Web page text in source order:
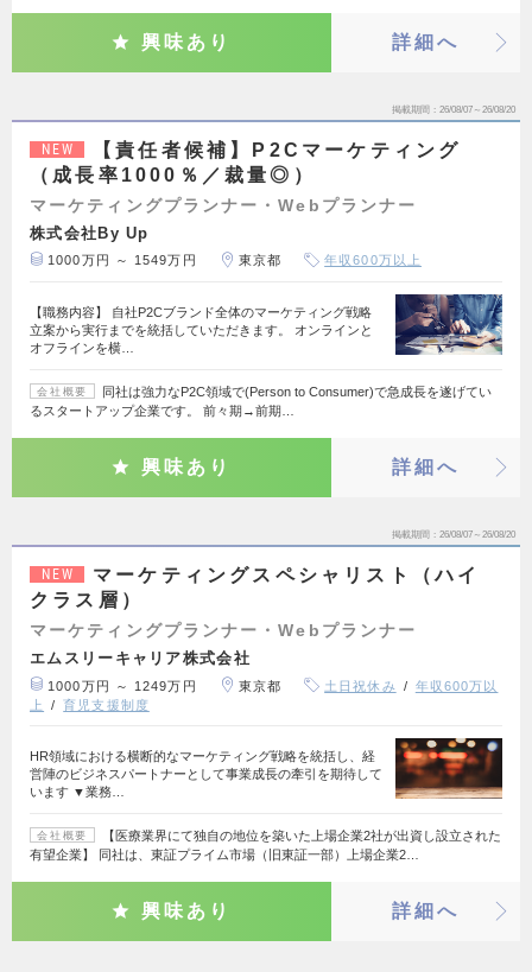
興味あり 詳細へ
掲載期間 26/08/07～26/08/20
NEW
【責任者候補】P2Cマーケティング
（成長率1000％／裁量◎）
マーケティングプランナー・Webプランナー
株式会社By Up
1000万円 ～ 1549万円 東京都 年収600万以上
【職務内容】 自社P2Cブランド全体のマーケティング戦略
立案から実行までを統括していただきます。 オンラインと
オフラインを横…
会社概要
同社は強力なP2C領域で(Person to Consumer)で急成長を遂げてい
るスタートアップ企業です。 前々期→前期…
興味あり 詳細へ
掲載期間 26/08/07～26/08/20
NEW
マーケティングスペシャリスト（ハイ
クラス層）
マーケティングプランナー・Webプランナー
エムスリーキャリア株式会社
1000万円 ～ 1249万円 東京都 土日祝休み
年収600万以
上
育児支援制度
HR領域における横断的なマーケティング戦略を統括し、経
営陣のビジネスパートナーとして事業成長の牽引を期待して
います ▼業務…
会社概要
【医療業界にて独自の地位を築いた上場企業2社が出資し設立された
有望企業】 同社は、東証プライム市場（旧東証一部）上場企業2…
興味あり 詳細へ